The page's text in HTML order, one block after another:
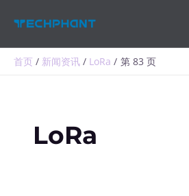
首页 新闻资讯 LoRa 第 83 页
LoRa